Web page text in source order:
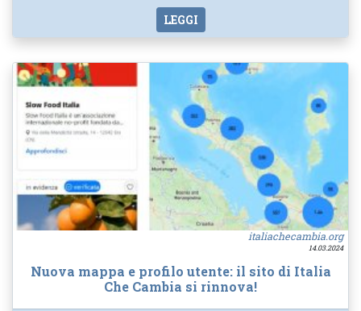
LEGGI
italiachecambia.org
14.03.2024
Nuova mappa e profilo utente: il sito di Italia
Che Cambia si rinnova!